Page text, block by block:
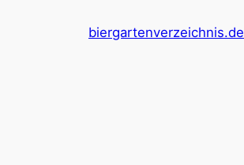
biergartenverzeichnis.de